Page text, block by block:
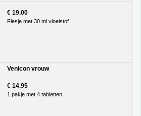
€ 19.00
Flesje met 30 ml vloeistof
Venicon vrouw
€ 14.95
1 pakje met 4 tabletten